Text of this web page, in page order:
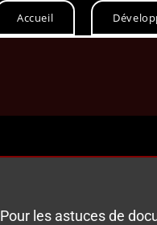
Accueil
Pour les astuces de